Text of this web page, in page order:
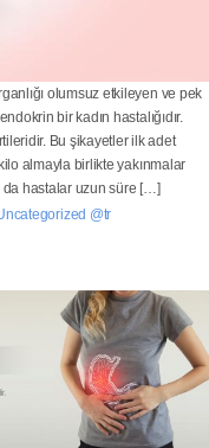
olumsuz etkileyen ve pek
bir kadın hastalığıdır.
Bu şikayetler ilk adet
almayla birlikte yakınmalar
da hastalar uzun süre […]
@tr